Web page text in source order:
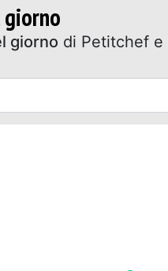
giorno
giorno di Petitchef e